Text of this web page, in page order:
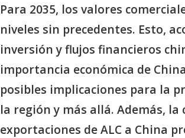
Para 2035, los valores
niveles sin precedentes. Esto,
inversión y flujos financieros
importancia económica de
posibles implicaciones para la
la región y más allá. Además, la
exportaciones de ALC a China